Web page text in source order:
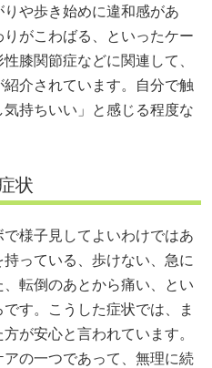
や歩き始めに違和感があ
がこわばる、といったケー
膝関節症などに関連して、
介されています。自分で触
持ちいい」と感じる程度な
状
様子見してよいわけではあ
っている、歩けない、急に
転倒のあとから痛い、とい
す。こうした症状では、ま
が安心と言われています。
の一つであって、無理に続